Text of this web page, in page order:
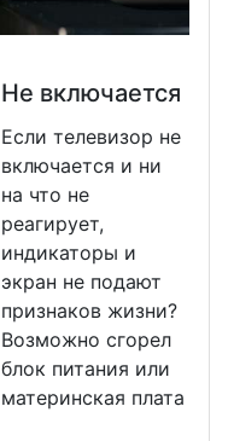
Не включается
Если телевизор не
включается и ни
на что не
реагирует,
индикаторы и
экран не подают
признаков жизни?
Возможно сгорел
блок питания или
материнская плата